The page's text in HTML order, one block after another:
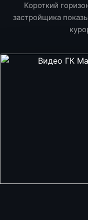
Короткий
застройщика